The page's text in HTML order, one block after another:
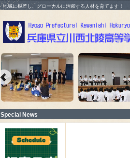
地域に根差し、グローカルに活躍する人材を育てます！
Special News